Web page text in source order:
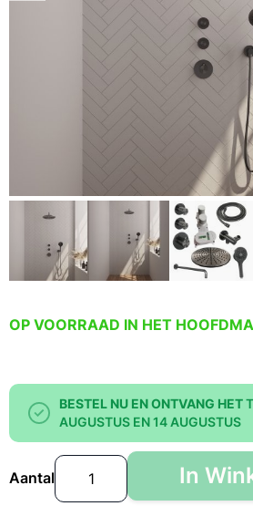
OP VOORRAAD IN HET
BESTEL NU EN ONTVANG HET
AUGUSTUS EN 14 AUGUSTUS
Aantal In